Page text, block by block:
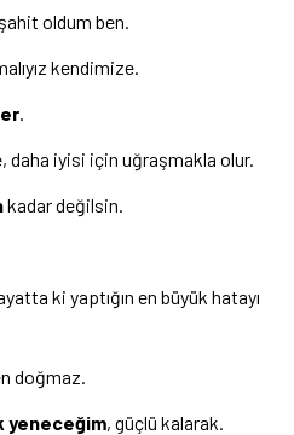
oldum ben.
kendimize.
daha iyisi için uğraşmakla olur.
kadar değilsin.
ki yaptığın en büyük hatayı
doğmaz.
yeneceğim, güçlü kalarak.